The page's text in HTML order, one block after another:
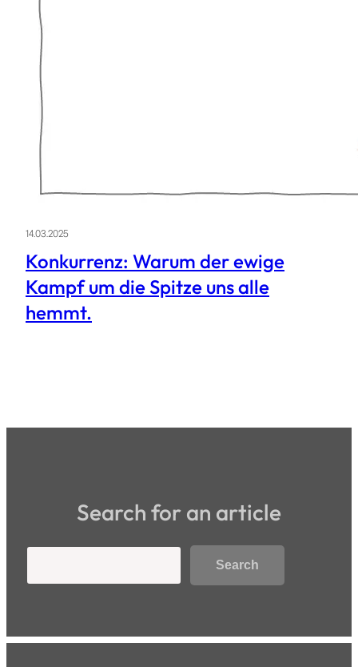
14.03.2025
Konkurrenz: Warum der ewige
Kampf um die Spitze uns alle
hemmt.
Search for an article
Search